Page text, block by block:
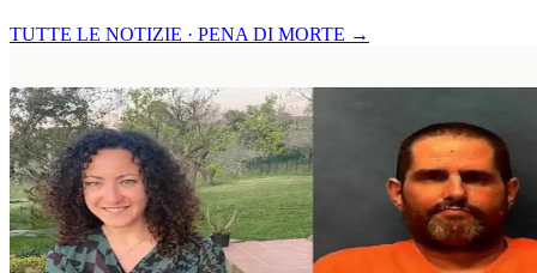
TUTTE LE NOTIZIE · PENA DI MORTE →